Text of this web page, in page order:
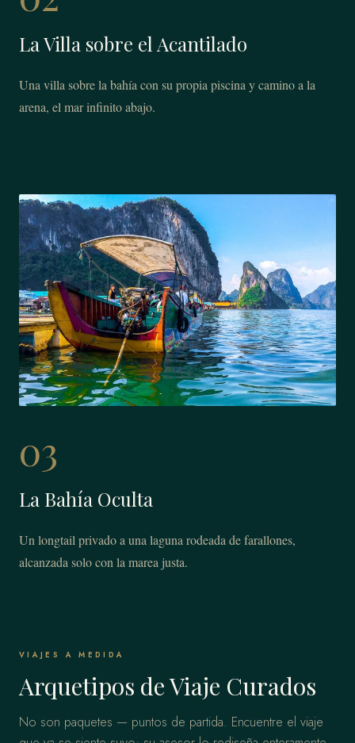
La Villa sobre el Acantilado
Una villa sobre la bahía con su propia piscina y camino a la
arena, el mar infinito abajo.
03
La Bahía Oculta
Un longtail privado a una laguna rodeada de farallones,
alcanzada solo con la marea justa.
VIAJES A MEDIDA
Arquetipos de Viaje Curados
No son paquetes — puntos de partida. Encuentre el viaje